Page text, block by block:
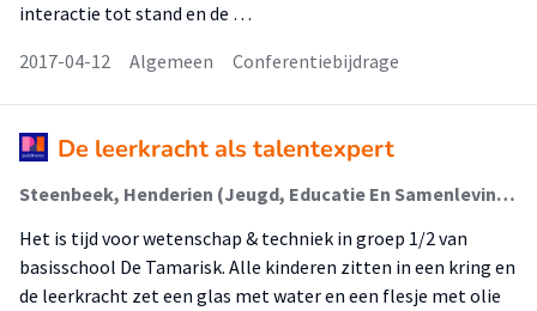
interactie tot stand en de …
2017-04-12
Algemeen Conferentiebijdrage
De leerkracht als talentexpert
Steenbeek, Henderien (Jeugd, Educatie En Samenleving); Veenker, Herman (Kunsteducatie)
Het is tijd voor wetenschap & techniek in groep 1/2 van
basisschool De Tamarisk. Alle kinderen zitten in een kring en
de leerkracht zet een glas met water en een flesje met olie